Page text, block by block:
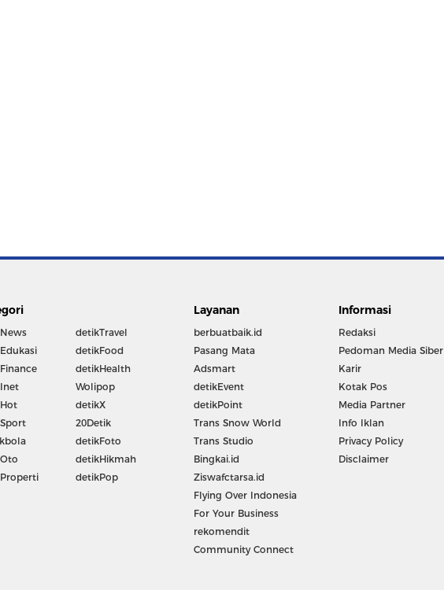
detikTravel
detikFood
detikHealth
Wolipop
detikX
20Detik
detikFoto
detikHikmah
detikPop
Layanan
berbuatbaik.id
Pasang Mata
Adsmart
detikEvent
detikPoint
Trans Snow World
Trans Studio
Bingkai.id
Ziswafctarsa.id
Flying Over Indonesia
For Your Business
rekomendit
Community Connect
Informasi
Redaksi
Pedoman Media Siber
Karir
Kotak Pos
Media Partner
Info Iklan
Privacy Policy
Disclaimer